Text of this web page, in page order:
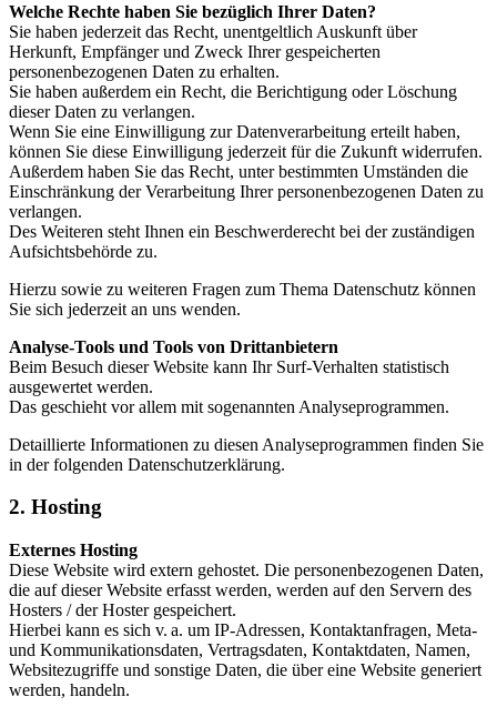
Welche Rechte haben Sie bezüglich Ihrer Daten?
Sie haben jederzeit das Recht, unentgeltlich Auskunft über
Herkunft, Empfänger und Zweck Ihrer gespeicherten
personenbezogenen Daten zu erhalten.
Sie haben außerdem ein Recht, die Berichtigung oder Löschung
dieser Daten zu verlangen.
Wenn Sie eine Einwilligung zur Datenverarbeitung erteilt haben,
können Sie diese Einwilligung jederzeit für die Zukunft widerrufen.
Außerdem haben Sie das Recht, unter bestimmten Umständen die
Einschränkung der Verarbeitung Ihrer personenbezogenen Daten zu
verlangen.
Des Weiteren steht Ihnen ein Beschwerderecht bei der zuständigen
Aufsichtsbehörde zu.
Hierzu sowie zu weiteren Fragen zum Thema Datenschutz können
Sie sich jederzeit an uns wenden.
Analyse-Tools und Tools von Drittanbietern
Beim Besuch dieser Website kann Ihr Surf-Verhalten statistisch
ausgewertet werden.
Das geschieht vor allem mit sogenannten Analyseprogrammen.
Detaillierte Informationen zu diesen Analyseprogrammen finden Sie
in der folgenden Datenschutzerklärung.
2. Hosting
Externes Hosting
Diese Website wird extern gehostet. Die personenbezogenen Daten,
die auf dieser Website erfasst werden, werden auf den Servern des
Hosters / der Hoster gespeichert.
Hierbei kann es sich v. a. um IP-Adressen, Kontaktanfragen, Meta-
und Kommunikationsdaten, Vertragsdaten, Kontaktdaten, Namen,
Websitezugriffe und sonstige Daten, die über eine Website generiert
werden, handeln.